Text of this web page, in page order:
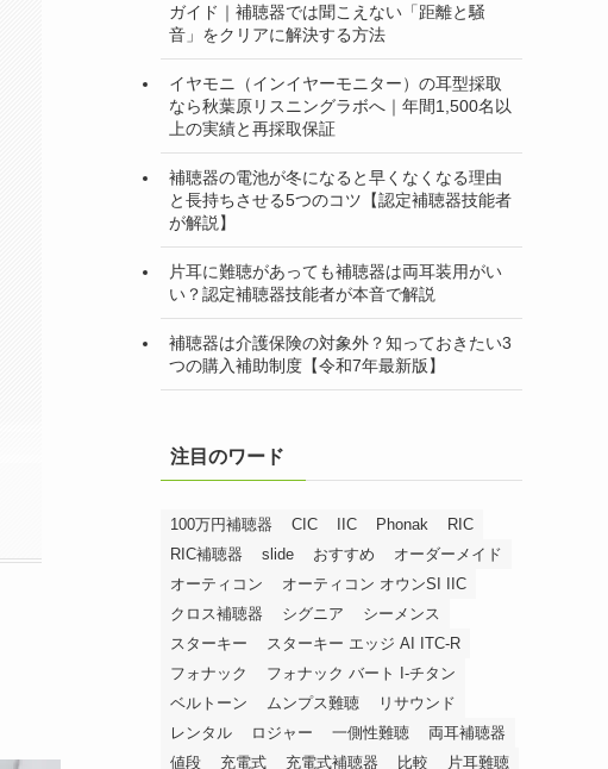
ガイド｜補聴器では聞こえない「距離と騒
音」をクリアに解決する方法
イヤモニ（インイヤーモニター）の耳型採取
なら秋葉原リスニングラボへ｜年間1,500名以
上の実績と再採取保証
補聴器の電池が冬になると早くなくなる理由
と長持ちさせる5つのコツ【認定補聴器技能者
が解説】
片耳に難聴があっても補聴器は両耳装用がい
い？認定補聴器技能者が本音で解説
補聴器は介護保険の対象外？知っておきたい3
つの購入補助制度【令和7年最新版】
注目のワード
100万円補聴器 CIC IIC Phonak
RIC
RIC補聴器
slide おすすめ
オーダーメイド
オーティコン
オーティコン オウンSI IIC
クロス補聴器
シグニア
シーメンス
スターキー
スターキー エッジ AI ITC-R
フォナック
フォナック バート I-チタン
ベルトーン
ムンプス難聴
リサウンド
レンタル
ロジャー 一側性難聴
両耳補聴器
値段
充電式 充電式補聴器 比較 片耳難聴